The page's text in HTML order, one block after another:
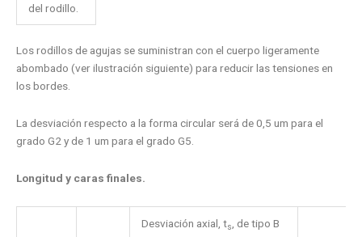
del rodillo.
Los rodillos de agujas se suministran con el cuerpo ligeramente
abombado (ver ilustración siguiente) para reducir las tensiones en
los bordes.
La desviación respecto a la forma circular será de 0,5 um para el
grado G2 y de 1 um para el grado G5.
Longitud y caras finales.
Desviación axial, ts , de tipo B